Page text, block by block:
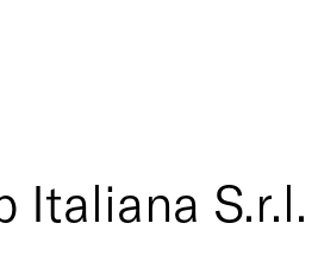
Italiana S.r.l.